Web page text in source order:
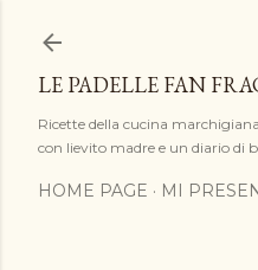
LE PADELLE FAN
Ricette della cucina
con lievito madre e un diario di
HOME PAGE MI